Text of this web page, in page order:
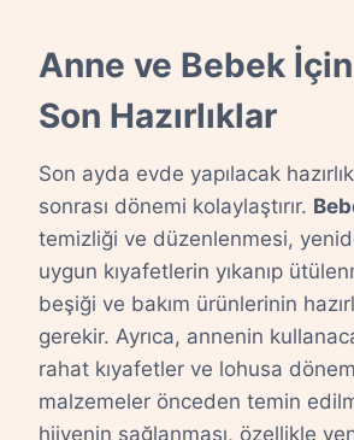
Anne ve Bebek
Son Hazırlıklar
Son ayda evde yapılacak
sonrası dönemi kolaylaştırır.
temizliği ve düzenlenmesi,
uygun kıyafetlerin yıkanıp
beşiği ve bakım ürünlerinin
gerekir. Ayrıca, annenin
rahat kıyafetler ve lohusa
malzemeler önceden temin
hijyenin sağlanması, özellikle